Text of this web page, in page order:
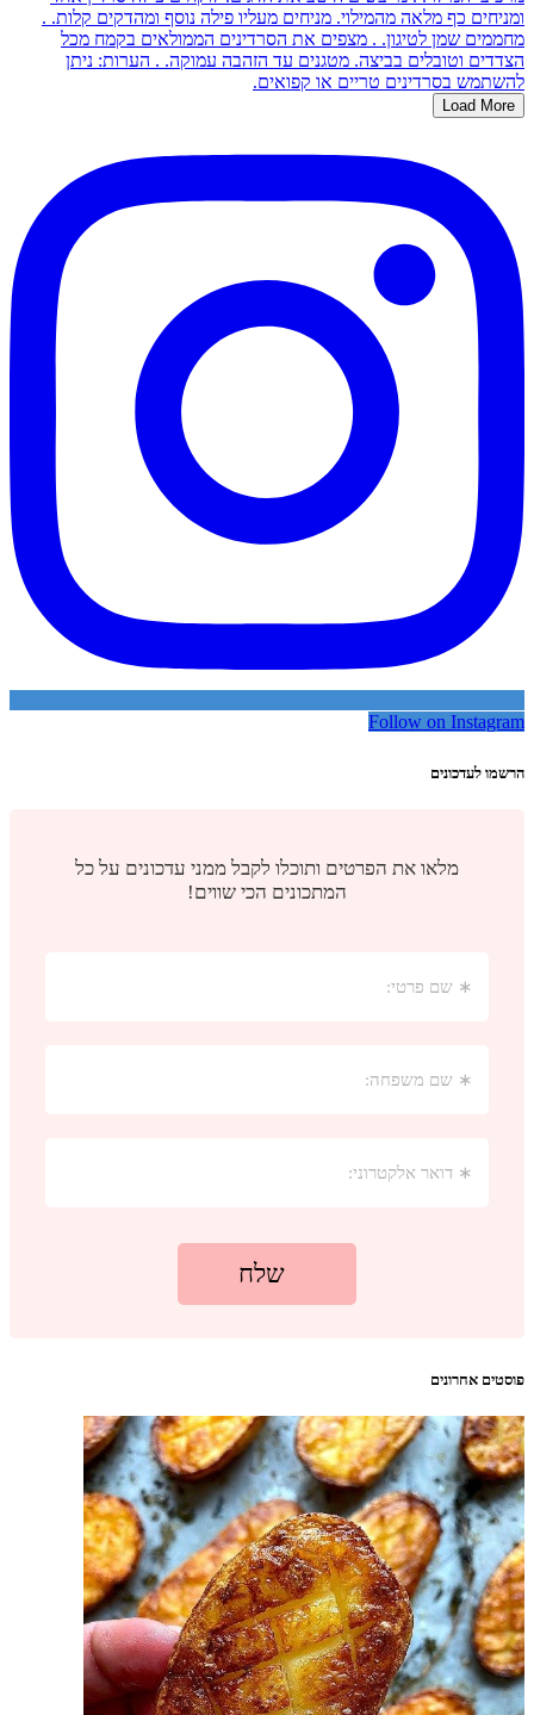
Load More
Follow on Instagram
הרשמו לעדכונים
פוסטים אחרונים